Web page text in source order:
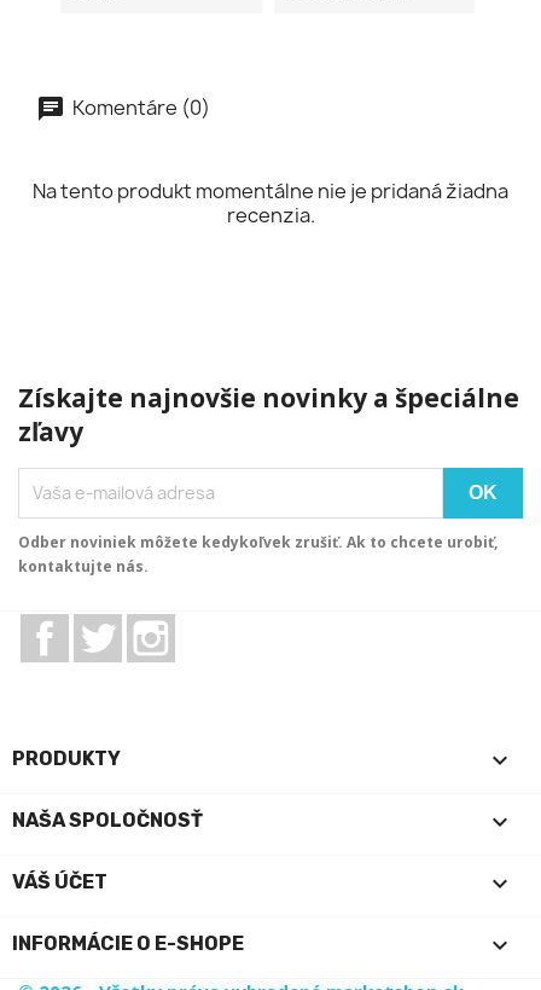
Komentáre (0)
Na tento produkt momentálne nie je pridaná žiadna
recenzia.
Získajte najnovšie novinky a špeciálne
zľavy
Odber noviniek môžete kedykoľvek zrušiť. Ak to chcete urobiť,
kontaktujte nás.
Facebook
Twitter
PRODUKTY 
NAŠA SPOLOČNOSŤ 
VÁŠ ÚČET 
INFORMÁCIE O E-SHOPE keyboard_arrow_down